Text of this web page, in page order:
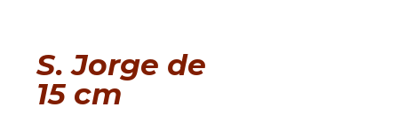
S. Jorge de
15 cm